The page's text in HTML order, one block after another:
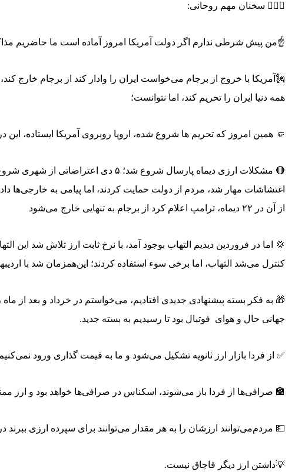
👳🏼‍♂ سخنان مهم روحانی:
☝️من پیش شرطی ندارم اگر دولت آمریکا امروز آماده است ما حاضریم
🗽آمریکا با خروج از برجام می‌خواست ایران را وادار کند از برجام خارج
همه دنیا ایران را تحریم کند، اما نتوانست؛
🤛 همین امروز که تحریم ها شروع شده، اروپا روبروی آمریکا ایستاده،
🔴 مشکلات ارزی دیماه پارسال شروع شد؛ ۵
اغتشاشات مهار شد، مردم از دولت حمایت کردند، اما پیامی به خارجی‌ها داد
از آن در ۲۲ دیماه، ترامپ اعلام کرد از برجام به تنهایی خارج می‌شود
💢 اما در فروردین دیدیم التهاب بوجود آمد، با نرخ ثابت ارز تلاش شد
کنترل می‌شد التهاب، اما برخی سو‌ء استفاده کردند؛ این‌همزمان شد با
🎁 به فکر بسته پیشنهادی جدیدی افتادیم، می‌خواستم در خرداد و بعد از
جهانی ‌حال و هوای فوتبال بود تا رسیدیم به بسته جدید.
✅ از فردا بازار ارز ثانویه تشکیل می‌شود و ما به قیمت گذاری ورود
🏦 صرافی‌ها از فردا باز می‌شوند، اسکناس در صرافی‌ها خواهد بود و ارز
💵 مردم‌می‌توانند ارزشان را به هر مقدار می‌توانند برای سپرده ارزی ببرند
💡داشتن ارز دیگر قاچاق نیست.